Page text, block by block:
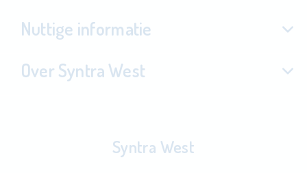
Nuttige informatie
Over Syntra West
Syntra West